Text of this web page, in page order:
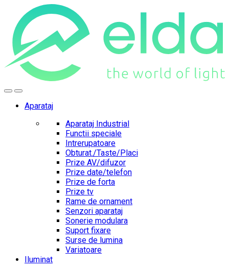
navigation
content
Aparataj
Aparataj Industrial
Functii speciale
Intrerupatoare
Obturat./Taste/Placi
Prize AV/difuzor
Prize date/telefon
Prize de forta
Prize tv
Rame de ornament
Senzori aparataj
Sonerie modulara
Suport fixare
Surse de lumina
Variatoare
Iluminat